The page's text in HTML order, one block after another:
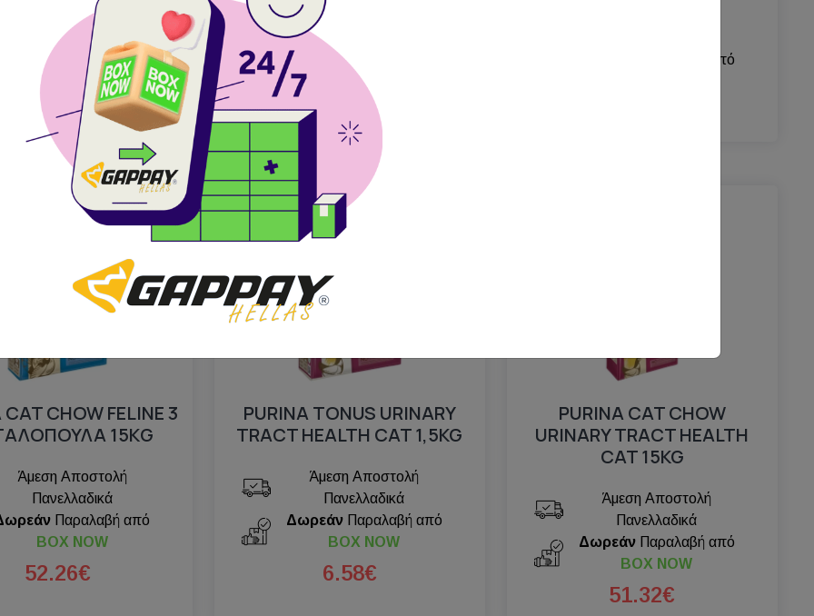
Άμεση Αποστολή
Πανελλαδικά
Δωρεάν Παραλαβή από
BOX NOW
5.50€
Άμεση Αποστολή
Πανελλαδικά
ΔωρεάνΠαραλαβή από
BOX NOW
42.84€
Παραλαβή από
CAT CHOW FELINE 3
15ΚG
Άμεση Αποστολή
Πανελλαδικά
Παραλαβή από
BOX NOW
52.26€
Διαθέσιμο
PURINA TONUS URINARY
TRACT HEALTH CAT 1,5KG
Άμεση Αποστολή
Πανελλαδικά
ΔωρεάνΠαραλαβή από
BOX NOW
6.58€
PURINA CAT CHOW
URINARY TRACT HEALTH
CAT 15KG
Άμεση Αποστολή
Πανελλαδικά
ΔωρεάνΠαραλαβή από
BOX NOW
51.32€